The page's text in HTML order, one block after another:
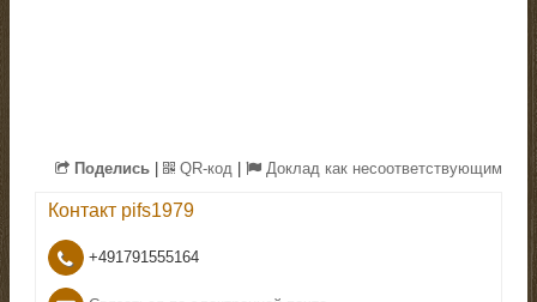
Поделись | QR-код | Доклад как несоответствующим
Контакт pifs1979
+491791555164